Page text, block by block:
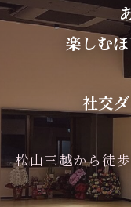
楽しむ
社交
松山三越から徒